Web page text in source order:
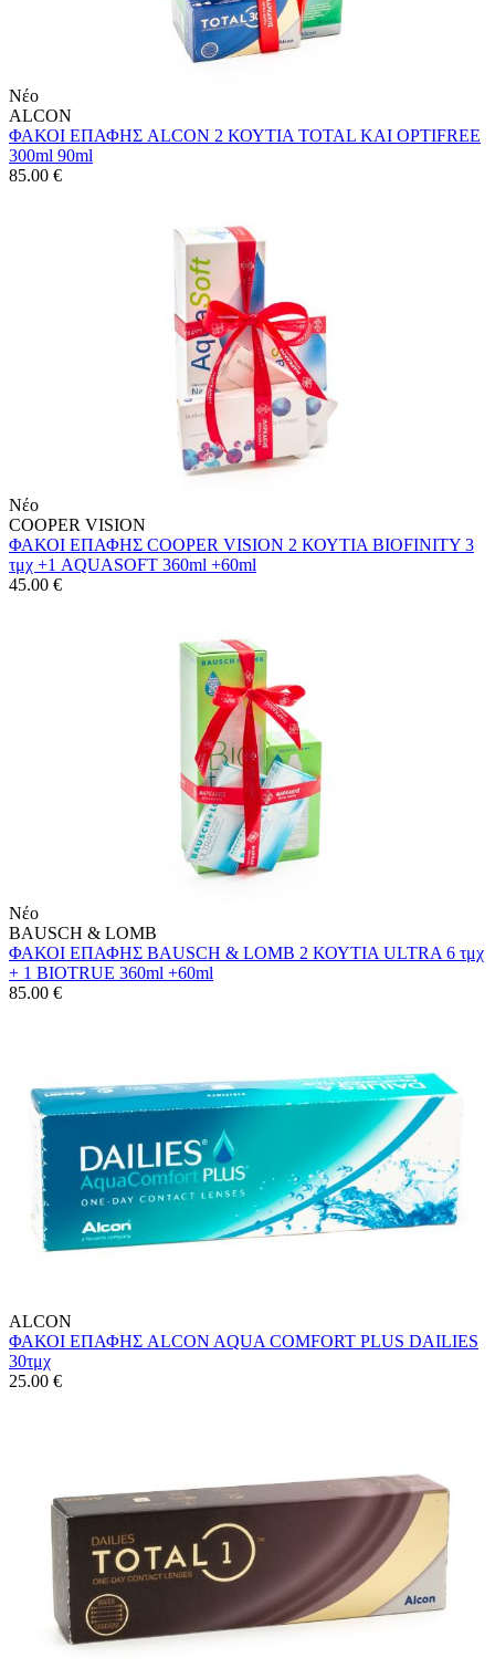
Νέο
ALCON
ΦΑΚΟΙ ΕΠΑΦΗΣ ALCON 2 ΚΟΥΤΙΑ TOTAL ΚΑΙ OPTIFREE
300ml 90ml
85.00 €
Νέο
COOPER VISION
ΦΑΚΟΙ ΕΠΑΦΗΣ COOPER VISION 2 ΚΟΥΤΙΑ BIOFINITY 3
τμχ +1 AQUASOFT 360ml +60ml
45.00 €
Νέο
BAUSCH & LOMB
ΦΑΚΟΙ ΕΠΑΦΗΣ BAUSCH & LOMB 2 ΚΟΥΤΙΑ ULTRA 6 τμχ
+ 1 BIOTRUE 360ml +60ml
85.00 €
ALCON
ΦΑΚΟΙ ΕΠΑΦΗΣ ALCON AQUA COMFORT PLUS DAILIES
30τμχ
25.00 €